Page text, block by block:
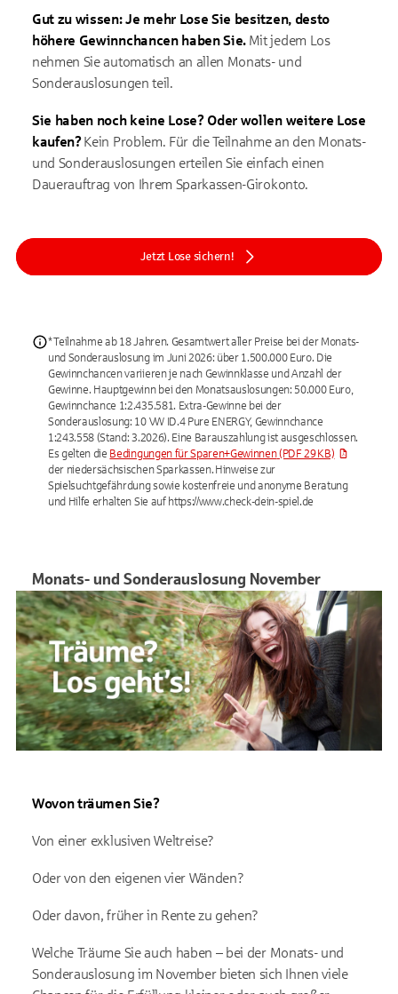
Gut zu wissen: Je mehr Lose Sie besitzen, desto
höhere Gewinnchancen haben Sie. Mit jedem Los
nehmen Sie automatisch an allen Monats- und
Sonderauslosungen teil.
Sie haben noch keine Lose? Oder wollen weitere Lose
kaufen?Kein Problem. Für die Teilnahme an den Monats-
und Sonderauslosungen erteilen Sie einfach einen
Dauerauftrag von Ihrem Sparkassen-Girokonto.
Jetzt Lose sichern!
* Teilnahme ab 18 Jahren. Gesamtwert aller Preise bei der Monats­
und Sonderauslosung im Juni 2026: über 1.500.000 Euro. Die
Gewinnchancen variieren je nach Gewinnklasse und Anzahl der
Gewinne. Hauptgewinn bei den Monatsauslosungen: 50.000 Euro,
Gewinnchance 1:2.435.581. Extra-Gewinne bei der
Sonderauslosung: 10 VW ID.4 Pure ENERGY, Gewinnchance
1:243.558 (Stand: 3.2026). Eine Barauszahlung ist ausgeschlossen.
Es gelten die Bedingungen für Sparen+Gewinnen(PDF 29 KB)
der niedersächsischen Sparkassen. Hinweise zur
Spielsuchtgefährdung sowie kostenfreie und anonyme Beratung
und Hilfe erhalten Sie auf https://www.check-dein-spiel.de
Monats- und Sonderauslosung November
Wovon träumen Sie?
Von einer exklusiven Weltreise?
Oder von den eigenen vier Wänden?
Oder davon, früher in Rente zu gehen?
Welche Träume Sie auch haben – bei der Monats- und
Sonderauslosung im November bieten sich Ihnen viele